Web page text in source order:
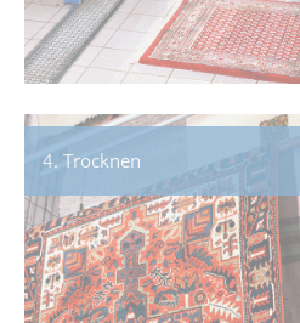
4. Trocknen